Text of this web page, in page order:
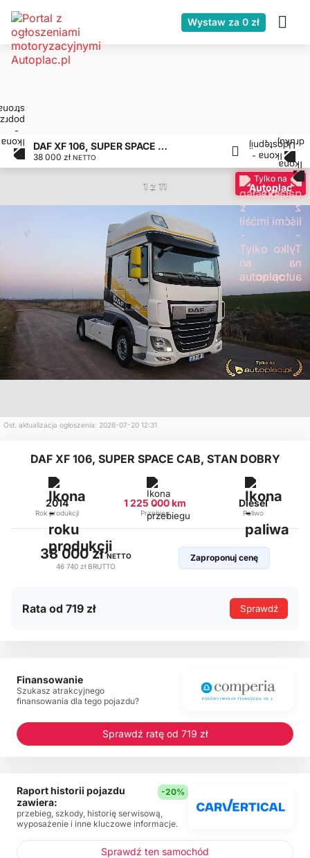
Wystaw za 0 zł
DAF XF 106, SUPER SPACE CAB, STAN DOBRY
38 000 zł NETTO
1 z 11
Tylko na
Autoplac
Ost. aktualizacja ogłoszenia: 2026-07-20 12:31
DAF XF 106, SUPER SPACE CAB, STAN DOBRY
2014
Rok produkcji
1 225 000 km
Przebieg
Diesel
Paliwo
38 000 złNETTO
46 740 zł BRUTTO
Zaproponuj cenę
Rata od 719 zł Sprawdź
Finansowanie
Szukasz atrakcyjnego
finansowania dla tego pojazdu?
Sprawdź ratę od 719 zł
Raport historii pojazdu
zawiera:
-20%
przebieg, szkody, historię serwisową,
wyposażenie i inne kluczowe informacje.
Sprawdź ten samochód